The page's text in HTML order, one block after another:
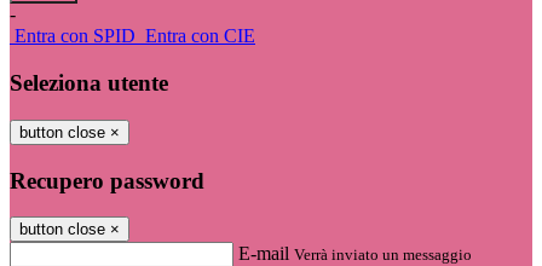
-
Entra con SPID Entra con CIE
Seleziona utente
button close ×
Recupero password
button close ×
E-mail Verrà inviato un messaggio